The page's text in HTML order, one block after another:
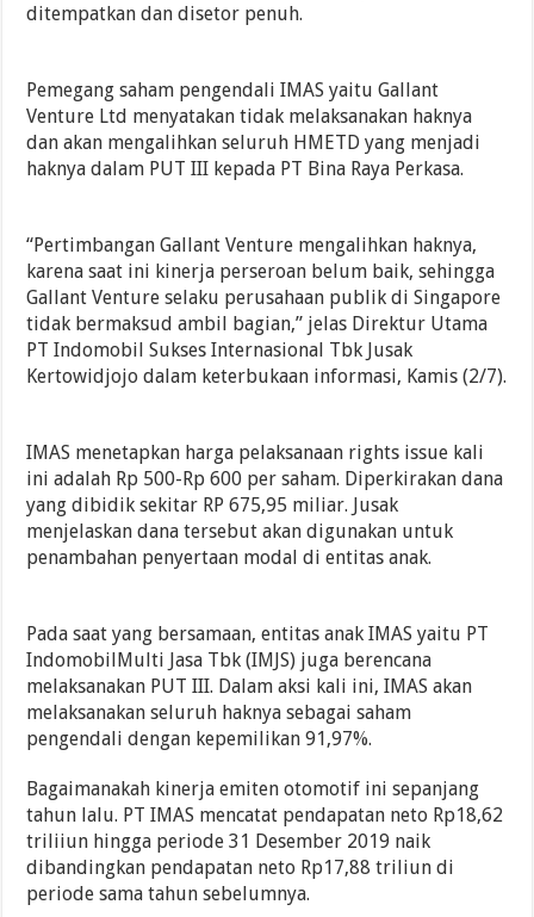
ditempatkan dan disetor penuh.
Pemegang saham pengendali IMAS yaitu Gallant
Venture Ltd menyatakan tidak melaksanakan haknya
dan akan mengalihkan seluruh HMETD yang menjadi
haknya dalam PUT III kepada PT Bina Raya Perkasa.
“Pertimbangan Gallant Venture mengalihkan haknya,
karena saat ini kinerja perseroan belum baik, sehingga
Gallant Venture selaku perusahaan publik di Singapore
tidak bermaksud ambil bagian,” jelas Direktur Utama
PT Indomobil Sukses Internasional Tbk Jusak
Kertowidjojo dalam keterbukaan informasi, Kamis (2/7).
IMAS menetapkan harga pelaksanaan rights issue kali
ini adalah Rp 500-Rp 600 per saham. Diperkirakan dana
yang dibidik sekitar RP 675,95 miliar. Jusak
menjelaskan dana tersebut akan digunakan untuk
penambahan penyertaan modal di entitas anak.
Pada saat yang bersamaan, entitas anak IMAS yaitu PT
IndomobilMulti Jasa Tbk (IMJS) juga berencana
melaksanakan PUT III. Dalam aksi kali ini, IMAS akan
melaksanakan seluruh haknya sebagai saham
pengendali dengan kepemilikan 91,97%.
Bagaimanakah kinerja emiten otomotif ini sepanjang
tahun lalu. PT IMAS mencatat pendapatan neto Rp18,62
triliiun hingga periode 31 Desember 2019 naik
dibandingkan pendapatan neto Rp17,88 triliun di
periode sama tahun sebelumnya.